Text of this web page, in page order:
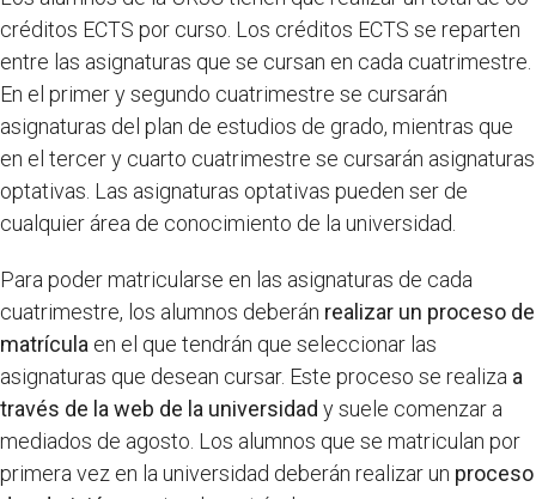
créditos ECTS por curso. Los créditos ECTS se reparten
entre las asignaturas que se cursan en cada cuatrimestre.
En el primer y segundo cuatrimestre se cursarán
asignaturas del plan de estudios de grado, mientras que
en el tercer y cuarto cuatrimestre se cursarán asignaturas
optativas. Las asignaturas optativas pueden ser de
cualquier área de conocimiento de la universidad.
Para poder matricularse en las asignaturas de cada
cuatrimestre, los alumnos deberán realizar un proceso de
matrícula en el que tendrán que seleccionar las
asignaturas que desean cursar. Este proceso se realiza a
través de la web de la universidad y suele comenzar a
mediados de agosto. Los alumnos que se matriculan por
primera vez en la universidad deberán realizar un proceso